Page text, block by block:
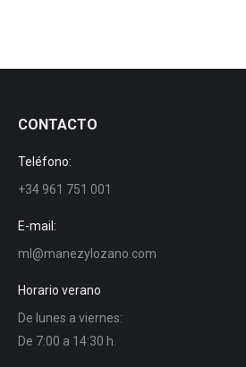
CONTACTO
Teléfono:
+34 961 751 001
E-mail:
ml@manezylozano.com
Horario verano
De lunes a viernes:
De 7:00 a 14:30 h.